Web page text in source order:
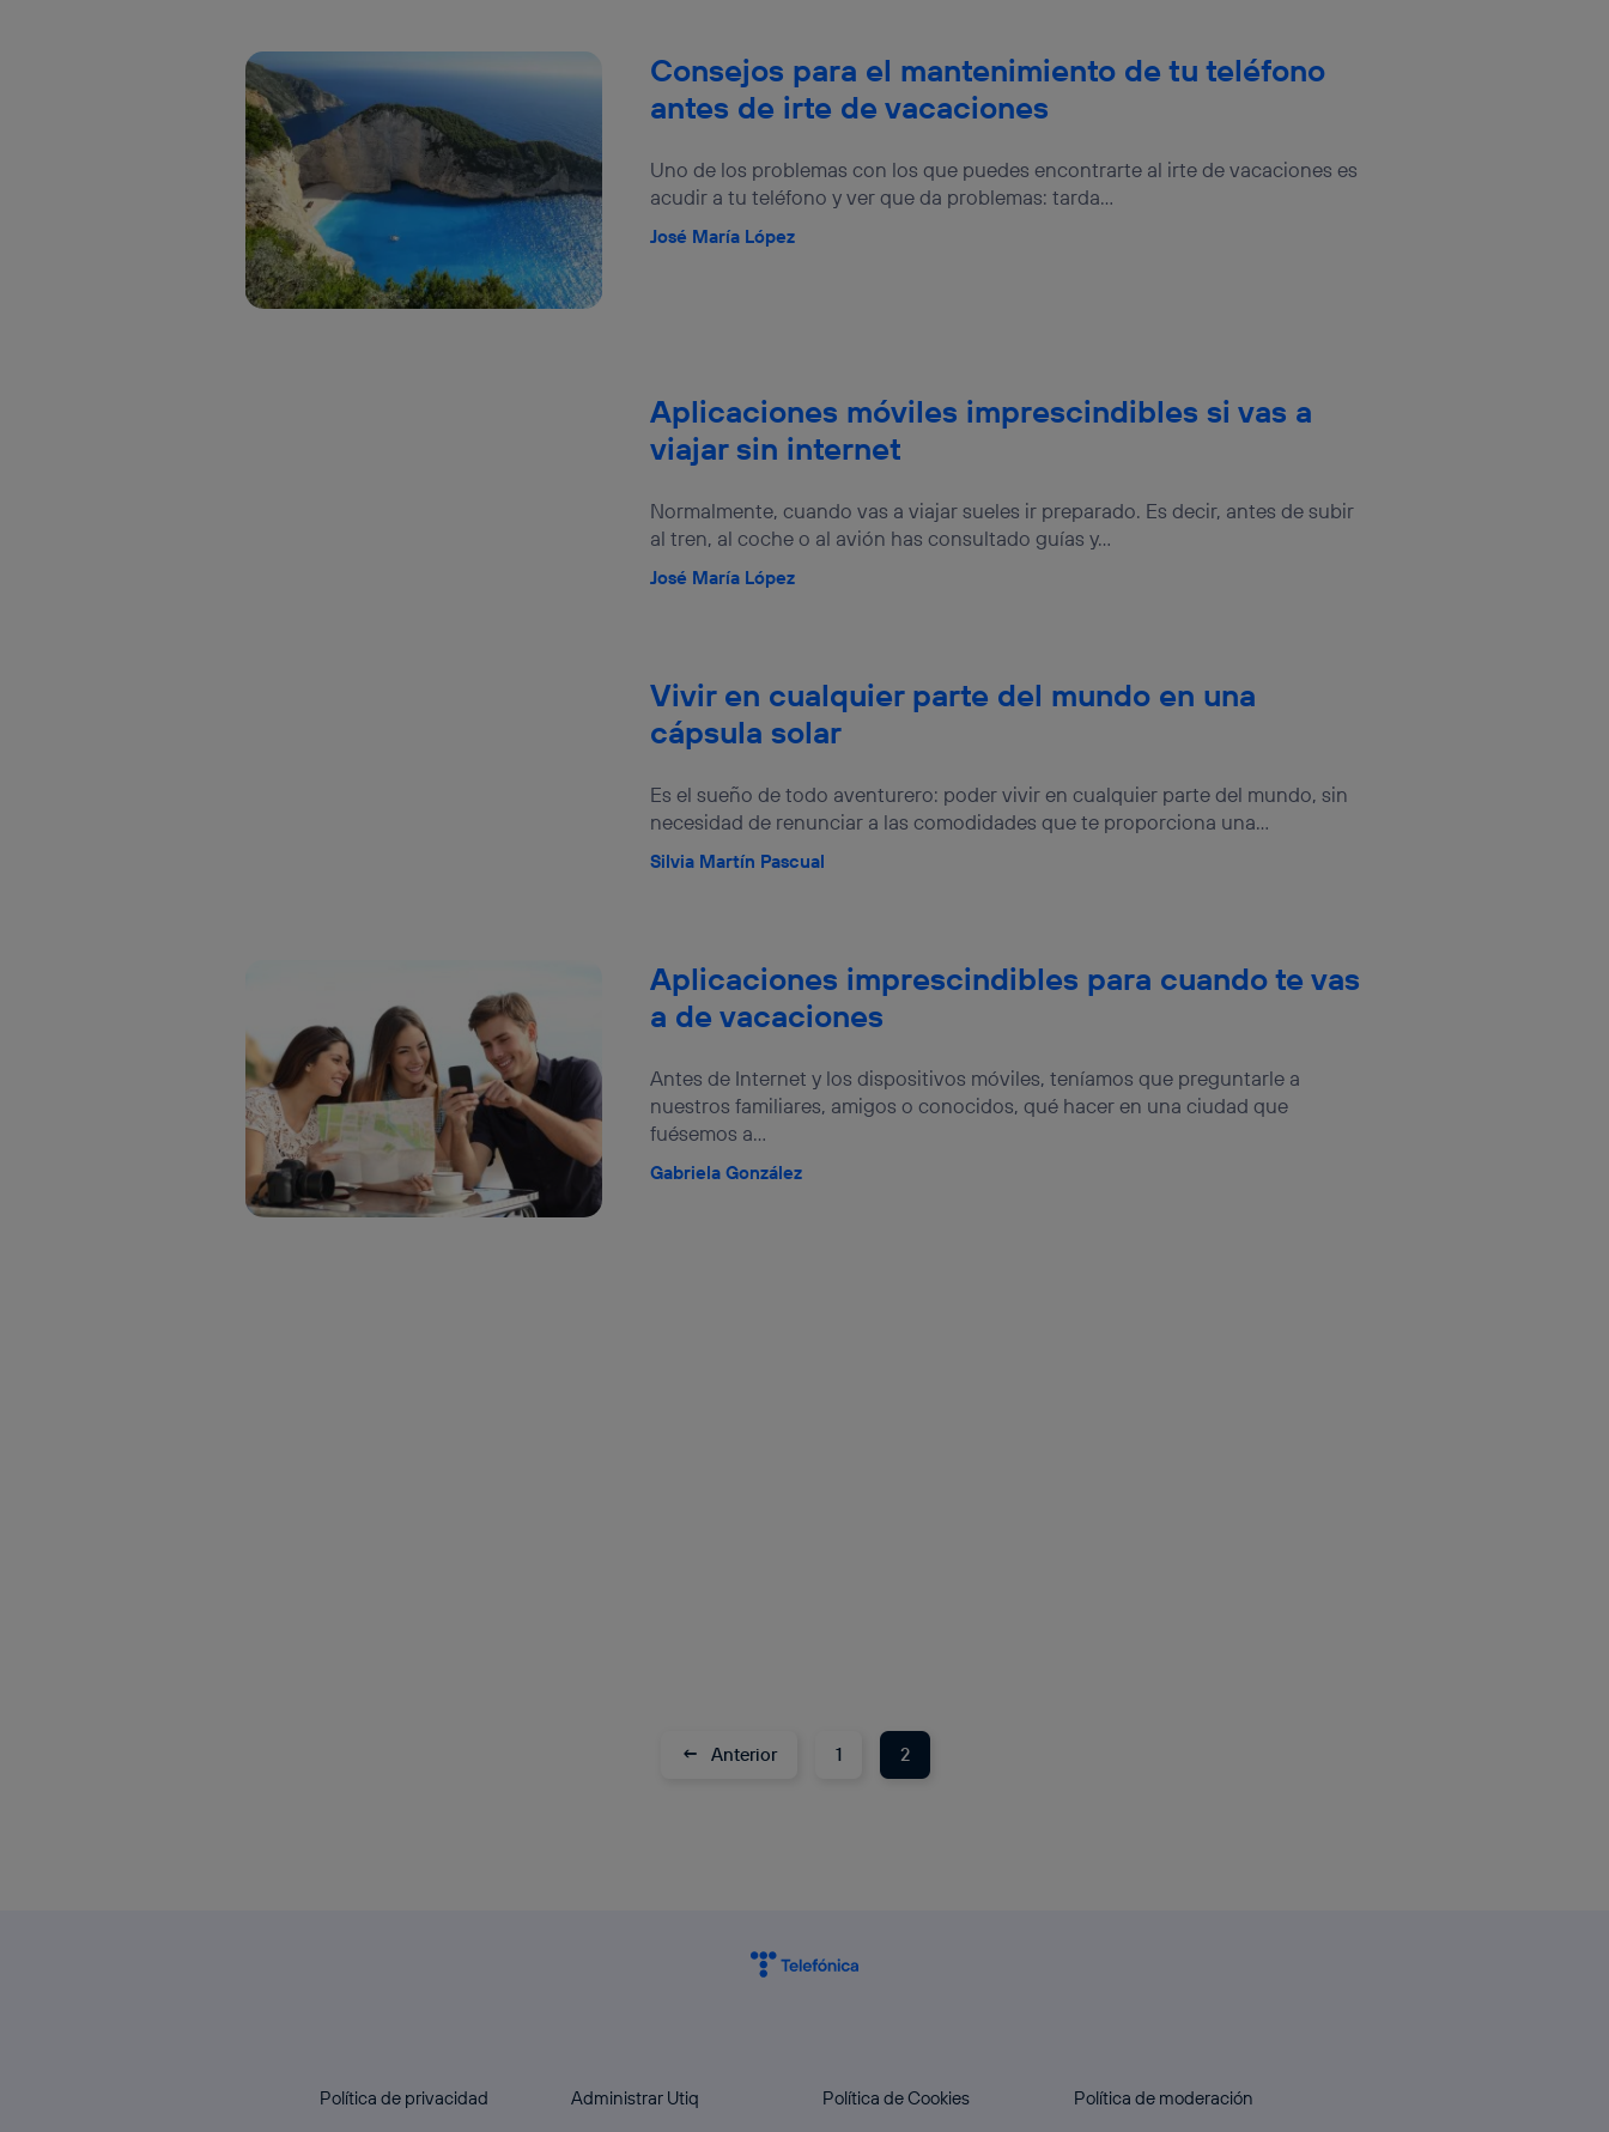
Consejos para el mantenimiento de tu teléfono
antes de irte de vacaciones
Uno de los problemas con los que puedes encontrarte al irte de vacaciones es
acudir a tu teléfono y ver que da problemas: tarda...
José María López
Aplicaciones móviles imprescindibles si vas a
viajar sin internet
Normalmente, cuando vas a viajar sueles ir preparado. Es decir, antes de subir
al tren, al coche o al avión has consultado guías y...
José María López
Vivir en cualquier parte del mundo en una
cápsula solar
Es el sueño de todo aventurero: poder vivir en cualquier parte del mundo, sin
necesidad de renunciar a las comodidades que te proporciona una...
Silvia Martín Pascual
Aplicaciones imprescindibles para cuando te vas
a de vacaciones
Antes de Internet y los dispositivos móviles, teníamos que preguntarle a
nuestros familiares, amigos o conocidos, qué hacer en una ciudad que
fuésemos a...
Gabriela González
← Anterior 1 2
Política de privacidad Administrar Utiq Política de Cookies
Política de moderación